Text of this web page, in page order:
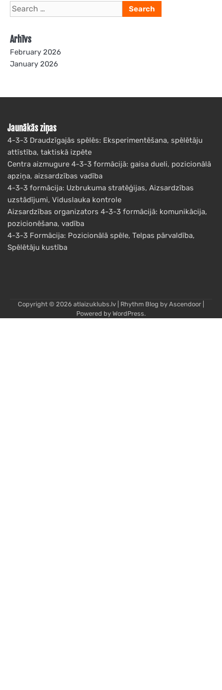
Search
for:
Arhīvs
February 2026
January 2026
Jaunākās ziņas
4-3-3 Draudzīgajās spēlēs: Eksperimentēšana, spēlētāju
attīstība, taktiskā izpēte
Centra aizmugure 4-3-3 formācijā: gaisa dueli, pozicionālā
apziņa, aizsardzības vadība
4-3-3 formācija: Uzbrukuma stratēģijas, Aizsardzības
uzstādījumi, Viduslauka kontrole
Aizsardzības organizators 4-3-3 formācijā: komunikācija,
pozicionēšana, vadība
4-3-3 Formācija: Pozicionālā spēle, Telpas pārvaldība,
Spēlētāju kustība
Copyright © 2026 atlaizuklubs.lv | Rhythm Blog by Ascendoor
Powered by WordPress.